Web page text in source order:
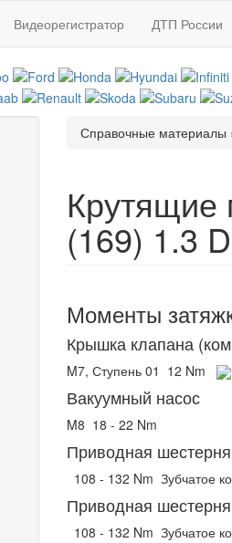
Видеорегистратор ДТП России
Вы здесь
Справочные материалы
Крутящие
(169) 1.3
Моменты
Крышка клапана
M7, Ступень 01 12 Nm
Вакуумный насос
M8 18 - 22 Nm
Приводная
108 - 132 Nm Зубчатое
Приводная
108 - 132 Nm Зубчатое